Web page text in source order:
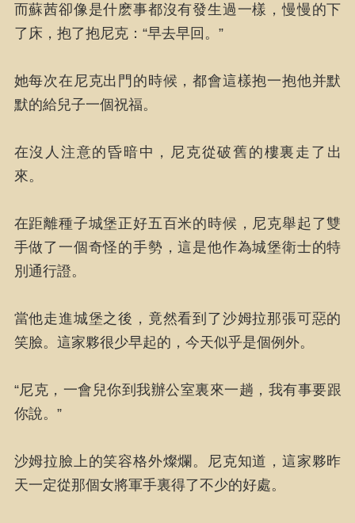
而蘇茜卻像是什麽事都沒有發生過一樣，慢慢的下
了床，抱了抱尼克：“早去早回。”
她每次在尼克出門的時候，都會這樣抱一抱他并默
默的給兒子一個祝福。
在沒人注意的昏暗中，尼克從破舊的樓裏走了出
來。
在距離種子城堡正好五百米的時候，尼克舉起了雙
手做了一個奇怪的手勢，這是他作為城堡衛士的特
別通行證。
當他走進城堡之後，竟然看到了沙姆拉那張可惡的
笑臉。這家夥很少早起的，今天似乎是個例外。
“尼克，一會兒你到我辦公室裏來一趟，我有事要跟
你說。”
沙姆拉臉上的笑容格外燦爛。尼克知道，這家夥昨
天一定從那個女將軍手裏得了不少的好處。